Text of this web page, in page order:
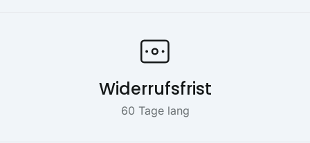
Widerrufsfrist
60 Tage lang